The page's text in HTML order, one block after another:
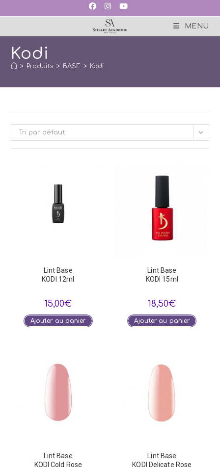
MENU
Kodi
> Produits > BASE > Kodi
Tri par défaut
Lint Base
KODI 12ml
15,00€
Ajouter au panier
Lint Base
KODI 15ml
18,50€
Ajouter au panier
Lint Base
KODI Cold Rose
Lint Base
KODI Delicate Rose